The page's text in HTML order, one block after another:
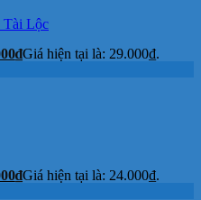
Tài Lộc
₫Giá hiện tại là: 29.000₫.
₫Giá hiện tại là: 24.000₫.